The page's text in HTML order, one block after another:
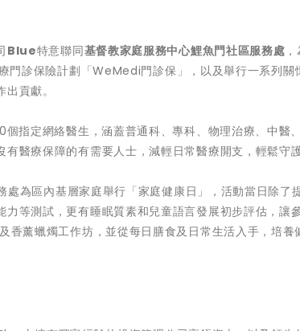
Blue特意聯同基督教家庭服務中心鯉魚門社區服務處
門診保險計劃「WeMedi門診保」，以及舉行一系列關
貢獻。
指定網絡醫生，涵蓋普通科、專科、物理治療、中醫
醫療保障的有需要人士，減輕日常醫療開支，輕鬆守
為區內基層家庭舉行「家庭健康日」，活動當日除了
等測試，更有睡眠質素和兒童語言發展初步評估，讓
香薰蠟燭工作坊，並從每日膳食及日常生活入手，培